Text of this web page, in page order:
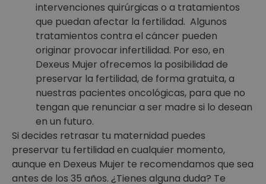
intervenciones quirúrgicas o a tratamientos
que puedan afectar la fertilidad. Algunos
tratamientos contra el cáncer pueden
originar provocar infertilidad. Por eso, en
Dexeus Mujer ofrecemos la posibilidad de
preservar la fertilidad, de forma gratuita, a
nuestras pacientes oncológicas, para que no
tengan que renunciar a ser madre si lo desean
en un futuro.
Si decides retrasar tu maternidad puedes
preservar tu fertilidad en cualquier momento,
aunque en Dexeus Mujer te recomendamos que sea
antes de los 35 años. ¿Tienes alguna duda? Te